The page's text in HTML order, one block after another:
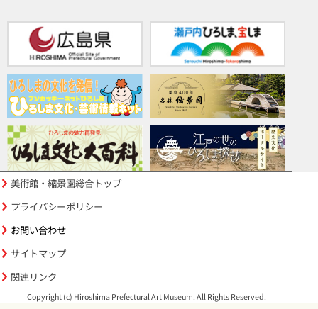
美術館・縮景園総合トップ
プライバシーポリシー
お問い合わせ
サイトマップ
関連リンク
Copyright (c) Hiroshima Prefectural Art Museum. All Rights Reserved.